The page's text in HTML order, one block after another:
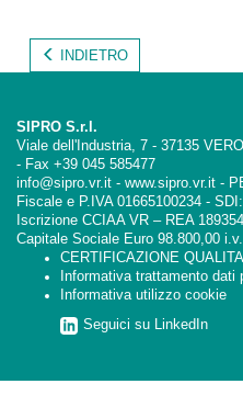
INDIETRO
SIPRO S.r.l.
Viale dell'Industria, 7 - 37135
- Fax +39 045 585477
info@sipro.vr.it - www.sipro.vr.it -
Fiscale e P.IVA 01665100234 -
Iscrizione CCIAA VR – REA
Capitale Sociale Euro 98.800,00 i.v.
CERTIFICAZIONE
Informativa trattamento dati
Informativa utilizzo cookie
Seguici su LinkedIn